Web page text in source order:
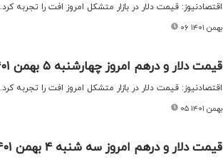
اقتصادنیوز: قیمت دلار در بازار متشکل امروز افت را تجربه کرد.
۰۶ بهمن ۱۴۰۱
قیمت دلار و درهم امروز چهارشنبه ۵ بهمن ۱۴۰۱
اقتصادنیوز: قیمت دلار در بازار متشکل امروز افت را تجربه کرد.
۰۵ بهمن ۱۴۰۱
قیمت دلار و درهم امروز سه شنبه ۴ بهمن ۱۴۰۱